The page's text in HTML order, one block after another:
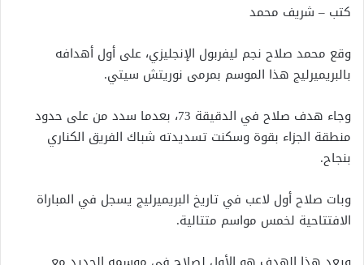
كتب – شريف محمد
وقع محمد صلاح نجم ليفربول الإنجليزي، على أول أهدافه
بالبريميرليج هذا الموسم بمرمى نوريتش سيتي.
وجاء هدف صلاح في الدقيقة 73، بعدما سدد من على حدود
منطقة الجزاء بقوة وسكنت تسديدته شباك الفريق الكناري
بنجاح.
وبات صلاح أول لاعب في تاريخ البريميرليج يسجل في المباراة
الافتتاحية لخمس مواسم متتالية.